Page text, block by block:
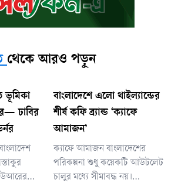
থেকে আরও পড়ুন
ভূমিকা
ঢাবির
বাংলাদেশে এলো থাইল্যান্ডের
শীর্ষ কফি ব্র্যান্ড ‘ক্যাফে
আমাজন’
ক্যাফে আমাজন বাংলাদেশের
পরিকল্পনা শুধু কয়েকটি আউটলেট
চালুর মধ্যে সীমাবদ্ধ নয়।